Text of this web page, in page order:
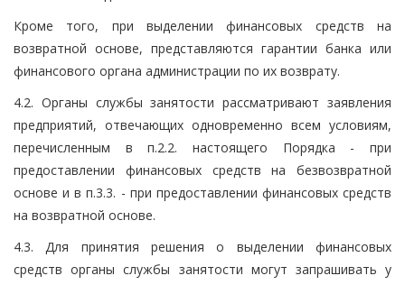
Кроме того, при выделении финансовых средств на
возвратной основе, представляются гарантии банка или
финансового органа администрации по их возврату.
4.2. Органы службы занятости рассматривают заявления
предприятий, отвечающих одновременно всем условиям,
перечисленным в п.2.2. настоящего Порядка - при
предоставлении финансовых средств на безвозвратной
основе и в п.3.3. - при предоставлении финансовых средств
на возвратной основе.
4.3. Для принятия решения о выделении финансовых
средств органы службы занятости могут запрашивать у